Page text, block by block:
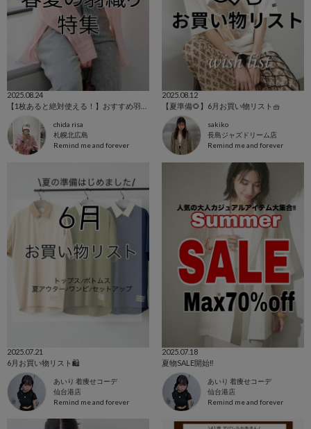
2025.08.24
chida risa
札幌北広島
Remind me and forever
2025.08.12
【夏準備🌻】6月お買い物リスト🧺
sakiko
長島ジャズドリーム店
Remind me and forever
2025.07.21
6月お買い物リスト🛍
あいり 着痩せコーデ
仙台港店
Remind me and forever
2025.07.18
夏物SALE開始‼️
あいり 着痩せコーデ
仙台港店
Remind me and forever